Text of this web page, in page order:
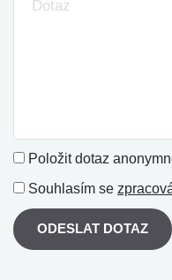
Položit dotaz
Souhlasím se
ODESLAT DOTAZ